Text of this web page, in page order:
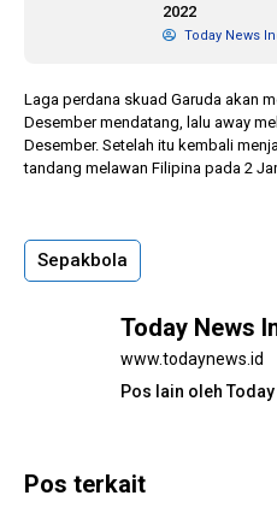
2022
Today News
Laga perdana skuad Garuda akan
Desember mendatang, lalu away
Desember. Setelah itu kembali
tandang melawan Filipina pada 2
Sepakbola
Today News
www.todaynews.id
Pos lain oleh
Pos terkait